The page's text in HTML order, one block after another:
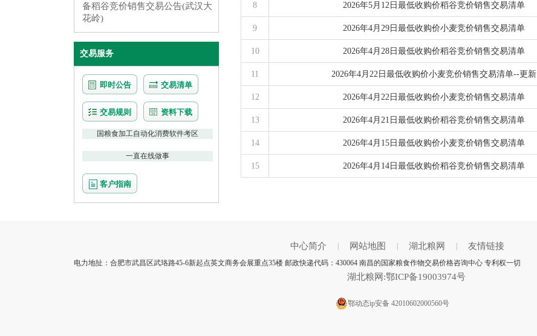
备稻谷竞价销售交易公告(武汉大
花岭)
交易服务
即时公告 交易清单
交易规则 资料下载
国粮食加工自动化消费软件考区
一直在线做事
客户指南
8 2026年5月12日最低收购价稻谷竞价销售交易清单
9 2026年4月29日最低收购价小麦竞价销售交易清单
10 2026年4月28日最低收购价稻谷竞价销售交易清单
11 2026年4月22日最低收购价小麦竞价销售交易清单--更新
12 2026年4月22日最低收购价小麦竞价销售交易清单
13 2026年4月21日最低收购价稻谷竞价销售交易清单
14 2026年4月15日最低收购价小麦竞价销售交易清单
15 2026年4月14日最低收购价稻谷竞价销售交易清单
中心简介 网站地图 湖北粮网 友情链接
电力地扯：合肥市武昌区武珞路45-6新起点英文商务会展重点35楼 邮政快递代码：430064 南昌的国家粮食作物交易价格咨询中心 专利权一切
湖北粮网:鄂ICP备19003974号
鄂动态ip安备 42010602000560号